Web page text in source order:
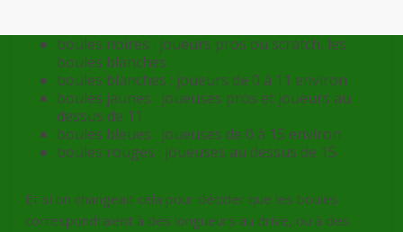
boules noires : joueurs pros ou scratch, les
boules blanches
boules blanches : joueurs de 0 à 11 environ
boules jaunes : joueuses pros et joueurs au
dessus de 11
boules bleues : joueuses de 0 à 15 environ
boules rouges : joueuses au dessus de 15
Et si on changeait cela pour décider que les boules
correspondraient à des longueurs au drive, ou à des